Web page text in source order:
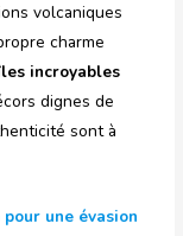
volcaniques
charme
incroyables
dignes de
sont à
une évasion